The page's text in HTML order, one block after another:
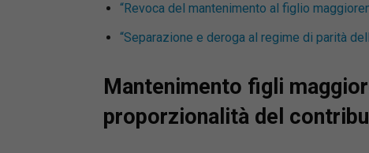
“Revoca del mantenimento al figlio
“Separazione e deroga al regime di parità
Mantenimento figli
proporzionalità del